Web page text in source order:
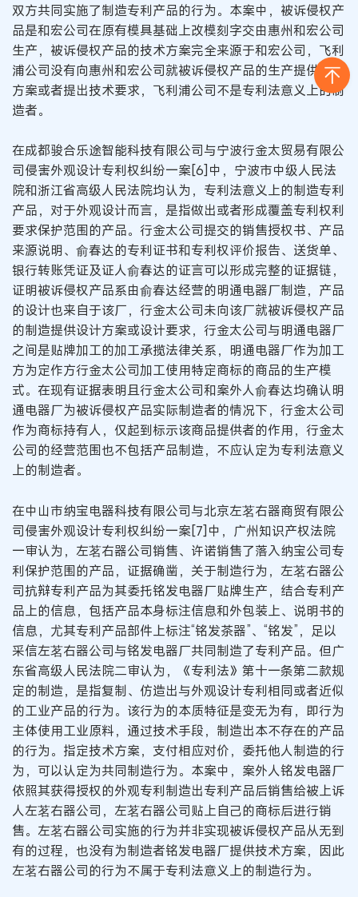
双方共同实施了制造专利产品的行为。本案中，被诉侵权产
品是和宏公司在原有模具基础上改模刻字交由惠州和宏公司
生产，被诉侵权产品的技术方案完全来源于和宏公司，飞利
浦公司没有向惠州和宏公司就被诉侵权产品的生产提供技术
方案或者提出技术要求，飞利浦公司不是专利法意义上的制
造者。
在成都骏合乐途智能科技有限公司与宁波行金太贸易有限公
司侵害外观设计专利权纠纷一案[6]中，宁波市中级人民法
院和浙江省高级人民法院均认为，专利法意义上的制造专利
产品，对于外观设计而言，是指做出或者形成覆盖专利权利
要求保护范围的产品。行金太公司提交的销售授权书、产品
来源说明、俞春达的专利证书和专利权评价报告、送货单、
银行转账凭证及证人俞春达的证言可以形成完整的证据链，
证明被诉侵权产品系由俞春达经营的明通电器厂制造，产品
的设计也来自于该厂，行金太公司未向该厂就被诉侵权产品
的制造提供设计方案或设计要求，行金太公司与明通电器厂
之间是贴牌加工的加工承揽法律关系，明通电器厂作为加工
方为定作方行金太公司加工使用特定商标的商品的生产模
式。在现有证据表明且行金太公司和案外人俞春达均确认明
通电器厂为被诉侵权产品实际制造者的情况下，行金太公司
作为商标持有人，仅起到标示该商品提供者的作用，行金太
公司的经营范围也不包括产品制造，不应认定为专利法意义
上的制造者。
在中山市纳宝电器科技有限公司与北京左茗右器商贸有限公
司侵害外观设计专利权纠纷一案[7]中，广州知识产权法院
一审认为，左茗右器公司销售、许诺销售了落入纳宝公司专
利保护范围的产品，证据确凿，关于制造行为，左茗右器公
司抗辩专利产品为其委托铭发电器厂贴牌生产，结合专利产
品上的信息，包括产品本身标注信息和外包装上、说明书的
信息，尤其专利产品部件上标注“铭发茶器”、“铭发”，足以
采信左茗右器公司与铭发电器厂共同制造了专利产品。但广
东省高级人民法院二审认为，《专利法》第十一条第二款规
定的制造，是指复制、仿造出与外观设计专利相同或者近似
的工业产品的行为。该行为的本质特征是变无为有，即行为
主体使用工业原料，通过技术手段，制造出本不存在的产品
的行为。指定技术方案，支付相应对价，委托他人制造的行
为，可以认定为共同制造行为。本案中，案外人铭发电器厂
依照其获得授权的外观专利制造出专利产品后销售给被上诉
人左茗右器公司，左茗右器公司贴上自己的商标后进行销
售。左茗右器公司实施的行为并非实现被诉侵权产品从无到
有的过程，也没有为制造者铭发电器厂提供技术方案，因此
左茗右器公司的行为不属于专利法意义上的制造行为。